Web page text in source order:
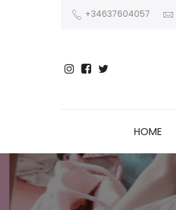
+34637604057
HOME